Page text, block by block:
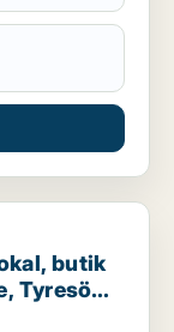
eller garage till
butik
Tyresö